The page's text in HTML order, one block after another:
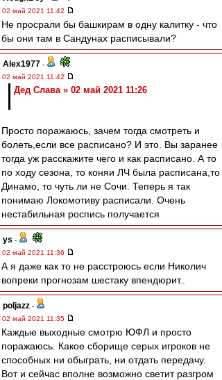
02 май 2021 11:42
Не просрали бы башкирам в одну калитку - что
бы они там в Сандунах расписывали?
Alex1977 -
02 май 2021 11:42
Дед Слава » 02 май 2021 11:26
Просто поражаюсь, зачем тогда смотреть и
болеть,если все расписано? И это. Вы заранее
тогда уж расскажите чего и как расписано. А то
по ходу сезона, то коняи ЛЧ была расписана,то
Динамо, то чуть ли не Сочи. Теперь я так
понимаю Локомотиву расписали. Очень
нестабильная роспись получается
ys -
02 май 2021 11:36
А я даже как то не расстроюсь если Николич
вопреки прогнозам шестаку впендюрит..
poljazz -
02 май 2021 11:35
Каждые выходные смотрю ЮФЛ и просто
поражаюсь. Какое сборище серых игроков не
способных ни обыграть, ни отдать передачу.
Вот и сейчас вполне возможно светит разгром